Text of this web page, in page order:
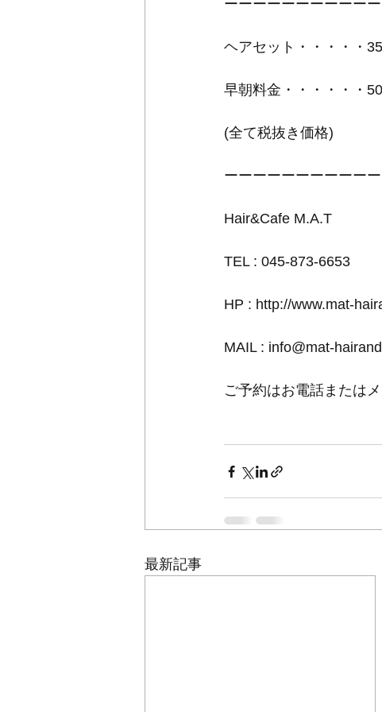
ーーーーーーーーーー
ヘアセット・・・・・
早朝料金・・・・・・
(全て税抜き価格)
ーーーーーーーーーー
Hair&Cafe M.A.T
TEL : 045-873-6653
HP : http://www.mat-
MAIL : info@mat-
ご予約はお電話または
最新記事